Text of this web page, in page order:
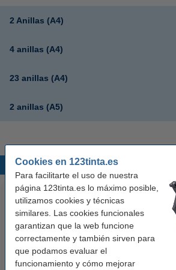
Cookies en 123tinta.es
Para facilitarte el uso de nuestra
página 123tinta.es lo máximo posible,
utilizamos cookies y técnicas
similares. Las cookies funcionales
garantizan que la web funcione
correctamente y también sirven para
que podamos evaluar el
funcionamiento y cómo mejorar
2 Anillas (A4)
4 anillas (A4)
23 anillas (A4)
2 anillas (A5)
Productos destacados